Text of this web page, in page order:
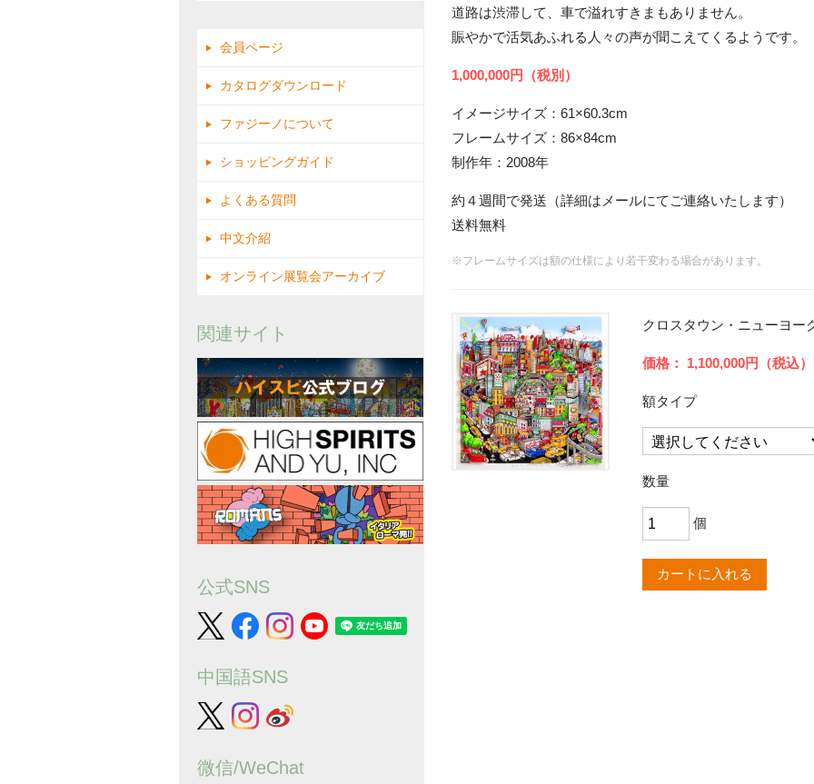
道路は渋滞して、車で溢れすきまもありません。
賑やかで活気あふれる人々の声が聞こえてくるようです。
1,000,000円（税別）
イメージサイズ：61×60.3cm
フレームサイズ：86×84cm
制作年：2008年
約４週間で発送（詳細はメールにてご連絡いたします）
送料無料
※フレームサイズは額の仕様により若干変わる場合があります。
クロスタウン・ニューヨー
1,100,000円（税込）
額タイプ
数量
個
会員ページ
カタログダウンロード
ファジーノについて
ショッピングガイド
よくある質問
中文介紹
オンライン展覧会アーカイブ
関連サイト
公式SNS
中国語SNS
微信/WeChat